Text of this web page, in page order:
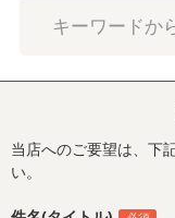
キーワードか
当店へのご要望は、下
い。